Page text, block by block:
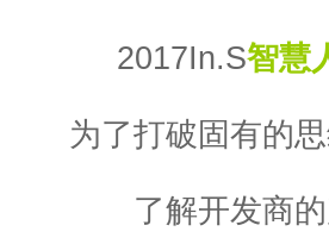
2017In.S智慧
为了打破固有的
了解开发商